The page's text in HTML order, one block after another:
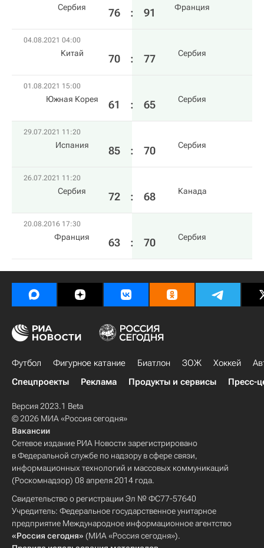
Сербия 76 : 91 Франция
04.08.2021 04:00
Китай 70 : 77 Сербия
01.08.2021 15:00
Южная Корея 61 : 65 Сербия
29.07.2021 11:20
Испания 85 : 70 Сербия
26.07.2021 11:20
Сербия 72 : 68 Канада
20.08.2016 17:30
Франция 63 : 70 Сербия
Футбол Фигурное катание Биатлон ЗОЖ Хоккей
Спецпроекты
Реклама Продукты и сервисы Пресс-
Версия 2023.1 Beta
© 2026 МИА «Россия сегодня»
Вакансии
Сетевое издание РИА Новости зарегистрировано
в Федеральной службе по надзору в сфере связи,
информационных технологий и массовых коммуникаций
(Роскомнадзор) 08 апреля 2014 года.
Свидетельство о регистрации Эл № ФС77-57640
Учредитель: Федеральное государственное унитарное
предприятие Международное информационное агентство
«Россия сегодня» (МИА «Россия сегодня»).